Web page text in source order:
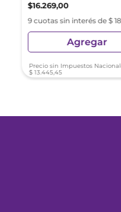
$16.269,00
9 cuotas sin interés de $
Agregar
Precio sin Impuestos
$ 13.445,45